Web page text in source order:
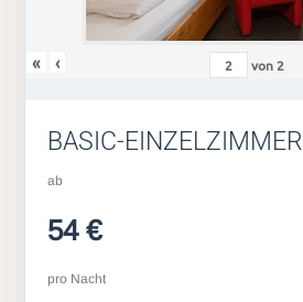
« ‹ von 2
BASIC-EINZELZIMMER
ab
54 €
pro Nacht